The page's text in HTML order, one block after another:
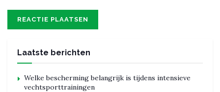
Laatste berichten
Welke bescherming belangrijk is tijdens intensieve
vechtsporttrainingen